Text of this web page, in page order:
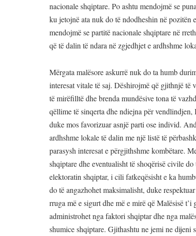
nacionale shqiptare. Po ashtu mendojmë se
ku jetojnë ata nuk do të ndodheshin në
mendojmë se partitë nacionale shqiptare në
që të dalin të ndara në zgjedhjet e ardhshme
Mërgata malësore askurrë nuk do ta humb
interesat vitale të saj. Dëshirojmë që gjithnjë të
të mirëfilltë dhe brenda mundësive tona të
qëllime të sinqerta dhe ndiejna për
duke mos favorizuar asnjë parti ose individ.
ardhshme lokale të dalin me një listë të
parasysh interesat e përgjithshme kombëtare.
shqiptare dhe eventualisht të shoqërisë civile
elektoratin shqiptar, i cili fatkeqësisht e ka
do të angazhohet maksimalisht, duke
rruga më e sigurt dhe më e mirë që Malësisë
administrohet nga faktori shqiptar dhe nga
shumice shqiptare. Gjithashtu ne jemi ne dijeni